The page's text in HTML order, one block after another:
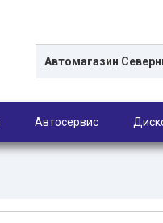
Автомагазин
Автосервис